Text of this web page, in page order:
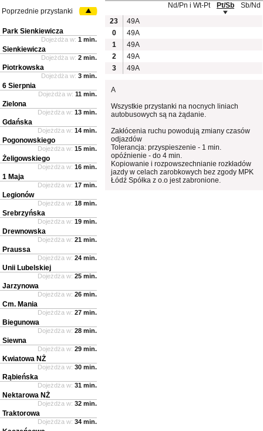
Nd/Pn i Wt-Pt
Pt/Sb
Sb/Nd
23
49A
0
49A
1
49A
2
49A
3
49A
A
Wszystkie przystanki na nocnych liniach
autobusowych są na żądanie.
Zakłócenia ruchu powodują zmiany czasów
odjazdów
Tolerancja: przyspieszenie - 1 min.
opóźnienie - do 4 min.
Kopiowanie i rozpowszechnianie rozkładów
jazdy w celach zarobkowych bez zgody MPK
Łódź Spółka z o.o jest zabronione.
Poprzednie przystanki
Park Sienkiewicza
Dojeżdża w: 1 min.
Sienkiewicza
Dojeżdża w: 2 min.
Piotrkowska
Dojeżdża w: 3 min.
6 Sierpnia
Dojeżdża w: 11 min.
Zielona
Dojeżdża w: 13 min.
Gdańska
Dojeżdża w: 14 min.
Pogonowskiego
Dojeżdża w: 15 min.
Żeligowskiego
Dojeżdża w: 16 min.
1 Maja
Dojeżdża w: 17 min.
Legionów
Dojeżdża w: 18 min.
Srebrzyńska
Dojeżdża w: 19 min.
Drewnowska
Dojeżdża w: 21 min.
Praussa
Dojeżdża w: 24 min.
Unii Lubelskiej
Dojeżdża w: 25 min.
Jarzynowa
Dojeżdża w: 26 min.
Cm. Mania
Dojeżdża w: 27 min.
Biegunowa
Dojeżdża w: 28 min.
Siewna
Dojeżdża w: 29 min.
Kwiatowa NŻ
Dojeżdża w: 30 min.
Rąbieńska
Dojeżdża w: 31 min.
Nektarowa NŻ
Dojeżdża w: 32 min.
Traktorowa
Dojeżdża w: 34 min.